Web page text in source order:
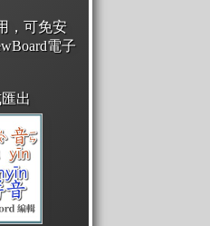
，可免安
電子
出